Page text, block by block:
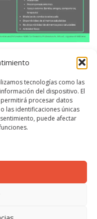
tecnologías como las
del dispositivo. El
procesar datos
las identificaciones únicas
puede afectar
mismo pie de la imagen.
encarecidamente a
Superiores en Dietética
y compañero de
y cuando no se